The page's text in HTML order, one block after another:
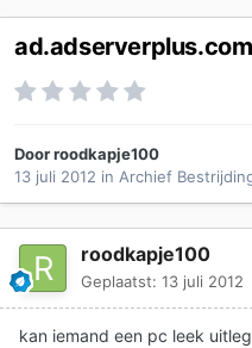
Doorroodkapje100
13 juli 2012 in Archief
roodkapje100
Geplaatst: 13 juli 2012
kan iemand een pc leek